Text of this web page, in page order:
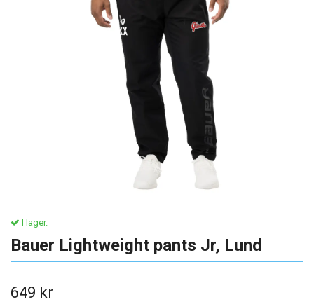
I lager.
Bauer Lightweight pants Jr, Lund
649 kr